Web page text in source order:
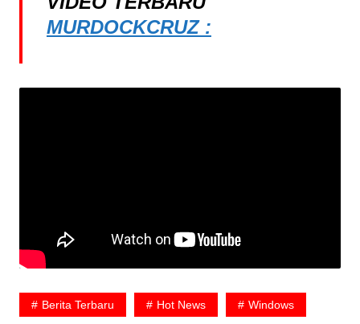
MURDOCKCRUZ :
Berita Terbaru Hot News Windows